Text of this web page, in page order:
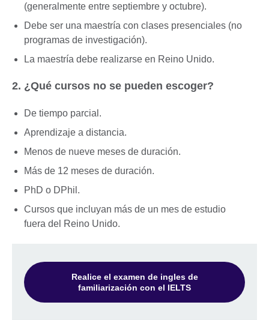
(generalmente entre septiembre y octubre).
Debe ser una maestría con clases presenciales (no
programas de investigación).
La maestría debe realizarse en Reino Unido.
2. ¿Qué cursos no se pueden escoger?
De tiempo parcial.
Aprendizaje a distancia.
Menos de nueve meses de duración.
Más de 12 meses de duración.
PhD o DPhil.
Cursos que incluyan más de un mes de estudio
fuera del Reino Unido.
Realice el examen de ingles de
familiarización con el IELTS